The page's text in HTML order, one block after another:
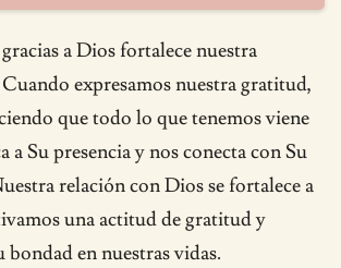
a Dios fortalece nuestra
expresamos nuestra gratitud,
que todo lo que tenemos viene
a Su presencia y nos conecta con Su
relación con Dios se fortalece a
una actitud de gratitud y
bondad en nuestras vidas.